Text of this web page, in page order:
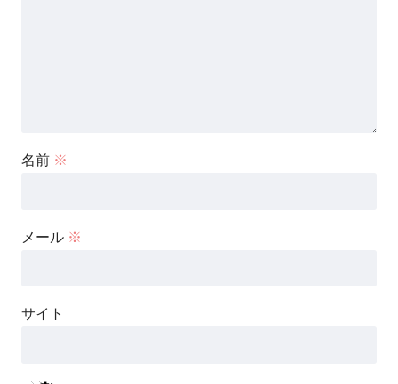
名前 ※
メール ※
サイト